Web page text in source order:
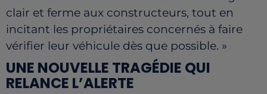
clair et ferme aux constructeurs, tout en
incitant les propriétaires concernés à faire
vérifier leur véhicule dès que possible. »
UNE NOUVELLE TRAGÉDIE QUI
RELANCE L’ALERTE